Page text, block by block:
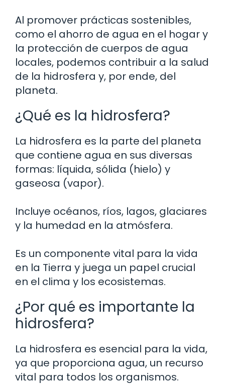
Al promover prácticas sostenibles,
como el ahorro de agua en el hogar y
la protección de cuerpos de agua
locales, podemos contribuir a la salud
de la hidrosfera y, por ende, del
planeta.
¿Qué es la hidrosfera?
La hidrosfera es la parte del planeta
que contiene agua en sus diversas
formas: líquida, sólida (hielo) y
gaseosa (vapor).
Incluye océanos, ríos, lagos, glaciares
y la humedad en la atmósfera.
Es un componente vital para la vida
en la Tierra y juega un papel crucial
en el clima y los ecosistemas.
¿Por qué es importante la
hidrosfera?
La hidrosfera es esencial para la vida,
ya que proporciona agua, un recurso
vital para todos los organismos.